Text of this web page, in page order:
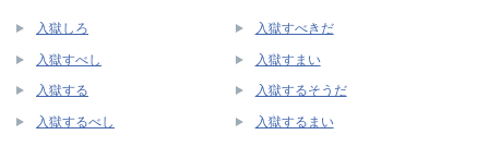
入獄しろ 入獄すべきだ
入獄すべし 入獄すまい
入獄する 入獄するそうだ
入獄するべし 入獄するまい